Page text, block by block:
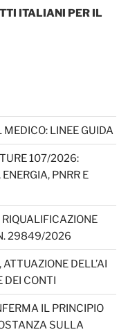
ITALIANI PER IL
LINEE GUIDA
107/2026:
PNRR E
N. 29849/2026
DELL’AI
DEI CONTI
IL PRINCIPIO
SULLA